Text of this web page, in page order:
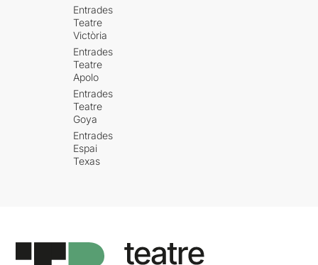
Entrades
Teatre
Victòria
Entrades
Teatre
Apolo
Entrades
Teatre
Goya
Entrades
Espai
Texas